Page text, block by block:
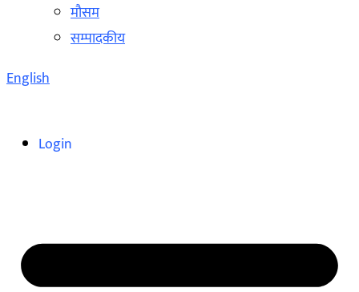
मौसम
सम्पादकीय
English
Login